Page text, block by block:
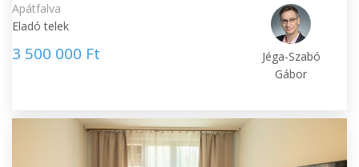
Apátfalva
Eladó telek
3 500 000 Ft
Jéga-Szabó
Gábor